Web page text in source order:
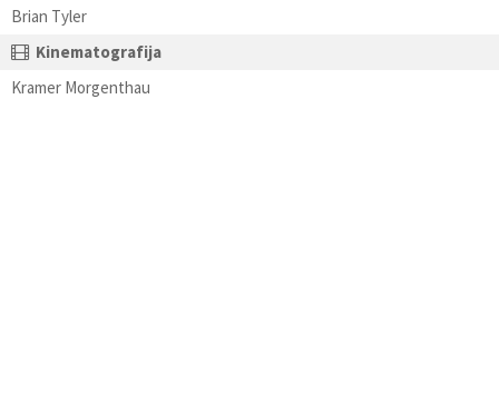
Brian Tyler
Kinematografija
Kramer Morgenthau